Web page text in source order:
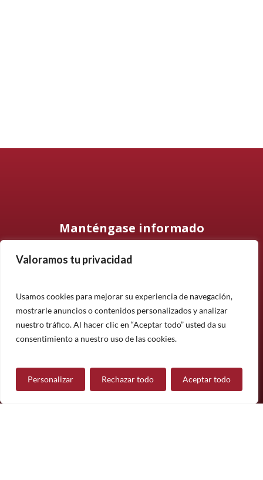
Valoramos tu privacidad
Usamos cookies para mejorar su experiencia de navegación,
mostrarle anuncios o contenidos personalizados y analizar
nuestro tráfico. Al hacer clic en “Aceptar todo” usted da su
consentimiento a nuestro uso de las cookies.
Personalizar Rechazar todo Aceptar todo
Manténgase informado
Suscríbase a nuestro boletín informativo y manténgase
noticias.
Suscríbete
¿Tiene alguna pregunta?
Contáctanos